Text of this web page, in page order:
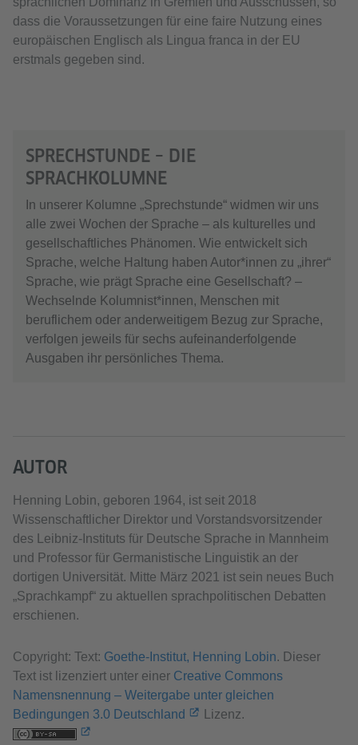
dass die Voraussetzungen für eine faire Nutzung eines
europäischen Englisch als Lingua franca in der EU
erstmals gegeben sind.
SPRECHSTUNDE – DIE
SPRACHKOLUMNE
In unserer Kolumne „Sprechstunde“ widmen wir uns
alle zwei Wochen der Sprache – als kulturelles und
gesellschaftliches Phänomen. Wie entwickelt sich
Sprache, welche Haltung haben Autor*innen zu „ihrer“
Sprache, wie prägt Sprache eine Gesellschaft? –
Wechselnde Kolumnist*innen, Menschen mit
beruflichem oder anderweitigem Bezug zur Sprache,
verfolgen jeweils für sechs aufeinanderfolgende
Ausgaben ihr persönliches Thema.
AUTOR
Henning Lobin, geboren 1964, ist seit 2018
Wissenschaftlicher Direktor und Vorstandsvorsitzender
des Leibniz-Instituts für Deutsche Sprache in Mannheim
und Professor für Germanistische Linguistik an der
dortigen Universität. Mitte März 2021 ist sein neues Buch
„Sprachkampf“ zu aktuellen sprachpolitischen Debatten
erschienen.
Copyright: Text: Goethe-Institut, Henning Lobin. Dieser
Text ist lizenziert unter einer Creative Commons
Namensnennung – Weitergabe unter gleichen
Bedingungen 3.0 Deutschland
Lizenz.